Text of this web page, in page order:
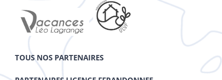
TOUS NOS PARTENAIRES